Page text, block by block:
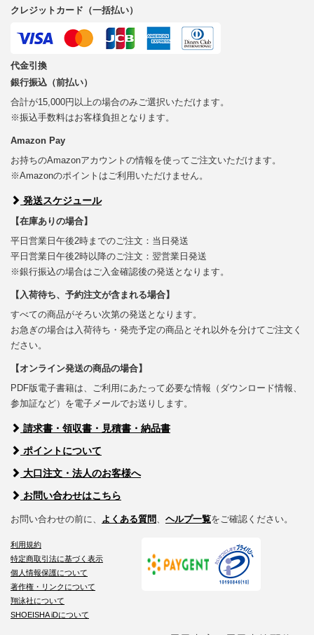
クレジットカード（一括払い）
代金引換
銀行振込（前払い）
合計が15,000円以上の場合のみご選択いただけます。
※振込手数料はお客様負担となります。
Amazon Pay
お持ちのAmazonアカウントの情報を使ってご注文いただけます。
※Amazonのポイントはご利用いただけません。
発送スケジュール
【在庫ありの場合】
平日営業日午後2時までのご注文：当日発送
平日営業日午後2時以降のご注文：翌営業日発送
※銀行振込の場合はご入金確認後の発送となります。
【入荷待ち、予約注文が含まれる場合】
すべての商品がそろい次第の発送となります。
お急ぎの場合は入荷待ち・発売予定の商品とそれ以外を分けてご注文く
ださい。
【オンライン発送の商品の場合】
PDF版電子書籍は、ご利用にあたって必要な情報（ダウンロード情報、
参加証など）を電子メールでお送りします。
請求書・領収書・見積書・納品書
ポイントについて
大口注文・法人のお客様へ
お問い合わせはこちら
お問い合わせの前に、 よくある質問、 ヘルプ一覧をご確認ください。
利用規約
特定商取引法に基づく表示
個人情報保護について
著作権・リンクについて
翔泳社について
SHOEISHA iDについて